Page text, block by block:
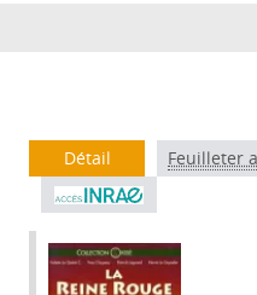
Détail Feuilleter